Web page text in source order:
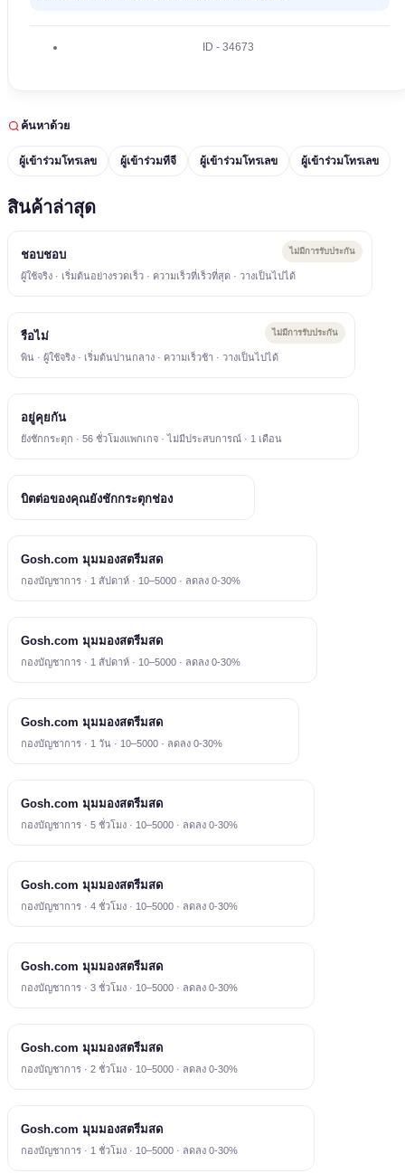
ID - 34673
ค้นหาด้วย
ผู้เข้าร่วมโทรเลข ผู้เข้าร่วมทีจี ผู้เข้าร่วมโทรเลข ผู้เข้าร่วมโทรเลข
สินค้าล่าสุด
ไม่มีการรับประกัน
ชอบชอบ
ผู้ใช้จริง · เริ่มต้นอย่างรวดเร็ว · ความเร็วที่เร็วที่สุด · วางเป็นไปได้
ไม่มีการรับประกัน
รือไม่
พิน · ผู้ใช้จริง · เริ่มต้นปานกลาง · ความเร็วช้า · วางเป็นไปได้
อยู่คุยกัน
ยังชักกระตุก · 56 ชั่วโมงแพกเกจ · ไม่มีประสบการณ์ · 1 เดือน
บิตต่อของคุณยังชักกระตุกช่อง
Gosh.com มุมมองสตรีมสด
กองบัญชาการ · 1 สัปดาห์ · 10–5000 · ลดลง 0-30%
Gosh.com มุมมองสตรีมสด
กองบัญชาการ · 1 สัปดาห์ · 10–5000 · ลดลง 0-30%
Gosh.com มุมมองสตรีมสด
กองบัญชาการ · 1 วัน · 10–5000 · ลดลง 0-30%
Gosh.com มุมมองสตรีมสด
กองบัญชาการ · 5 ชั่วโมง · 10–5000 · ลดลง 0-30%
Gosh.com มุมมองสตรีมสด
กองบัญชาการ · 4 ชั่วโมง · 10–5000 · ลดลง 0-30%
Gosh.com มุมมองสตรีมสด
กองบัญชาการ · 3 ชั่วโมง · 10–5000 · ลดลง 0-30%
Gosh.com มุมมองสตรีมสด
กองบัญชาการ · 2 ชั่วโมง · 10–5000 · ลดลง 0-30%
Gosh.com มุมมองสตรีมสด
กองบัญชาการ · 1 ชั่วโมง · 10–5000 · ลดลง 0-30%